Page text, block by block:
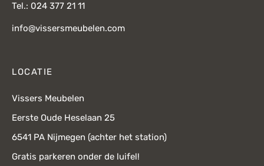
Tel.: 024 377 21 11
info@vissersmeubelen.com
LOCATIE
Vissers Meubelen
Eerste Oude Heselaan 25
6541 PA Nijmegen (achter het station)
Gratis parkeren onder de luifel!